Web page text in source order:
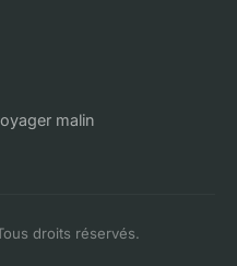
malin
droits réservés.